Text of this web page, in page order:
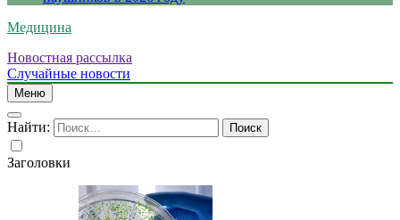
Медицина
Новостная рассылка
Случайные новости
Меню
Найти:
Заголовки